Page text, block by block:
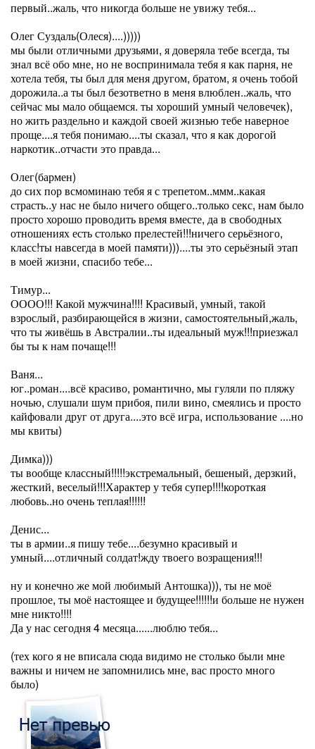
первый..жаль, что никогда больше не увижу тебя...
Олег Суздаль(Олеся)....)))))
мы были отличными друзьями, я доверяла тебе всегда, ты
знал всё обо мне, но не воспринимала тебя я как парня, не
хотела тебя, ты был для меня другом, братом, я очень тобой
дорожила..а ты был безответно в меня влюблен..жаль, что
сейчас мы мало общаемся. ты хороший умный человечек),
но жить раздельно и каждой своей жизнью тебе наверное
проще....я тебя понимаю....ты сказал, что я как дорогой
наркотик..отчасти это правда...
Олег(бармен)
до сих пор всмоминаю тебя я с трепетом..ммм..какая
страсть..у нас не было ничего общего..только секс, нам было
просто хорошо проводить время вместе, да в свободных
отношениях есть столько прелестей!!!ничего серьёзного,
класс!ты навсегда в моей памяти)))....ты это серьёзный этап
в моей жизни, спасибо тебе...
Тимур...
ОООО!!! Какой мужчина!!!! Красивый, умный, такой
взрослый, разбирающейся в жизни, самостоятельный,жаль,
что ты живёшь в Австралии..ты идеальный муж!!!приезжал
бы ты к нам почаще!!!
Ваня...
юг..роман....всё красиво, романтично, мы гуляли по пляжу
ночью, слушали шум прибоя, пили вино, смеялись и просто
кайфовали друг от друга....это всё игра, использование ....но
мы квиты)
Димка)))
ты вообще классный!!!!!экстремальный, бешеный, дерзкий,
жесткий, веселый!!!Характер у тебя супер!!!!короткая
любовь..но очень теплая!!!!!!
Денис...
ты в армии..я пишу тебе....безумно красивый и
умный....отличный солдат!жду твоего возращения!!!
ну и конечно же мой любимый Антошка))), ты не моё
прошлое, ты моё настоящее и будущее!!!!!!и больше не нужен
мне никто!!!!
Да у нас сегодня 4 месяца......люблю тебя...
(тех кого я не вписала сюда видимо не столько были мне
важны и ничем не запомнились мне, вас просто много
было)